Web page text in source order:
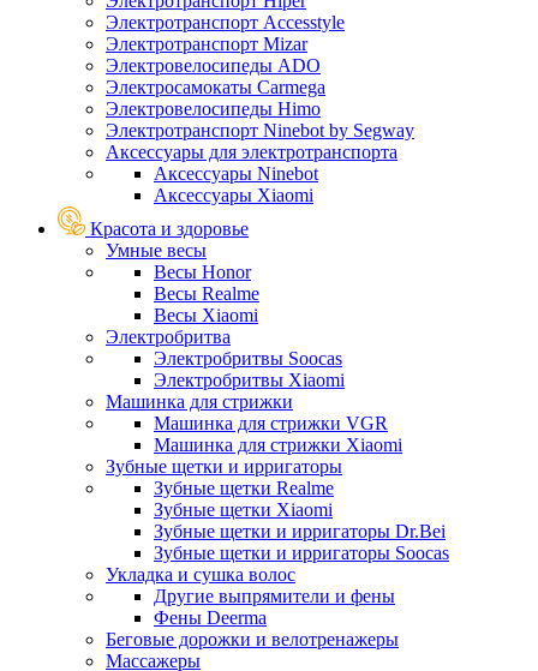
Электротранспорт Accesstyle
Электротранспорт Mizar
Электровелосипеды ADO
Электросамокаты Carmega
Электровелосипеды Himo
Электротранспорт Ninebot by Segway
Аксессуары для электротранспорта
Аксессуары Ninebot
Аксессуары Xiaomi
Красота и здоровье
Умные весы
Весы Honor
Весы Realme
Весы Xiaomi
Электробритва
Электробритвы Soocas
Электробритвы Xiaomi
Машинка для стрижки
Машинка для стрижки VGR
Машинка для стрижки Xiaomi
Зубные щетки и ирригаторы
Зубные щетки Realme
Зубные щетки Xiaomi
Зубные щетки и ирригаторы Dr.Bei
Зубные щетки и ирригаторы Soocas
Укладка и сушка волос
Другие выпрямители и фены
Фены Deerma
Беговые дорожки и велотренажеры
Массажеры